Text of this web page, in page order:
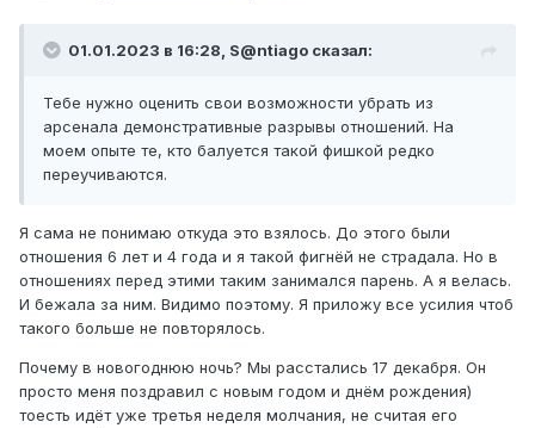
01.01.2023 в 16:28, S@ntiago сказал:
Тебе нужно оценить свои возможности убрать из
арсенала демонстративные разрывы отношений. На
моем опыте те, кто балуется такой фишкой редко
переучиваются.
Я сама не понимаю откуда это взялось. До этого были
отношения 6 лет и 4 года и я такой фигнёй не страдала. Но в
отношениях перед этими таким занимался парень. А я велась.
И бежала за ним. Видимо поэтому. Я приложу все усилия чтоб
такого больше не повторялось.
Почему в новогоднюю ночь? Мы расстались 17 декабря. Он
просто меня поздравил с новым годом и днём рождения)
тоесть идёт уже третья неделя молчания, не считая его